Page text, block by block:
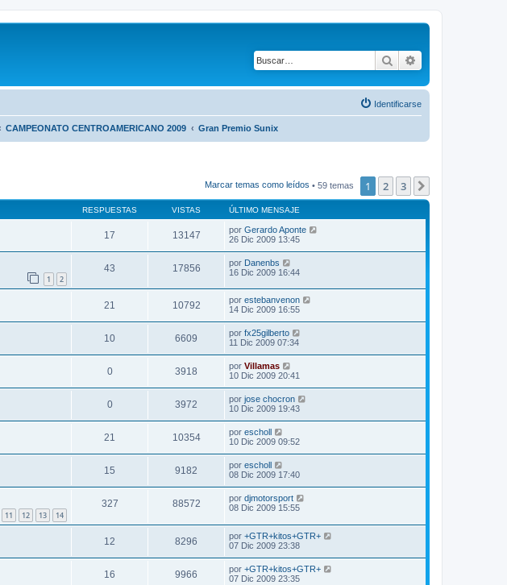
Buscar
Identificarse
CAMPEONATO CENTROAMERICANO 2009 Gran Premio Sunix
Marcar temas como leídos • 59 temas 1 2 3
RESPUESTAS VISTAS ÚLTIMO MENSAJE
17 13147 por Gerardo Aponte
26 Dic 2009 13:45
1 2
43 17856 por Danenbs
16 Dic 2009 16:44
21 10792 por estebanvenon
14 Dic 2009 16:55
10 6609 por fx25gilberto
11 Dic 2009 07:34
0 3918 por Villamas
10 Dic 2009 20:41
0 3972 por jose chocron
10 Dic 2009 19:43
21 10354 por escholl
10 Dic 2009 09:52
15 9182 por escholl
08 Dic 2009 17:40
11 12 13 14
327 88572 por djmotorsport
08 Dic 2009 15:55
12 8296 por +GTR+kitos+GTR+
07 Dic 2009 23:38
16 9966 por +GTR+kitos+GTR+
07 Dic 2009 23:35